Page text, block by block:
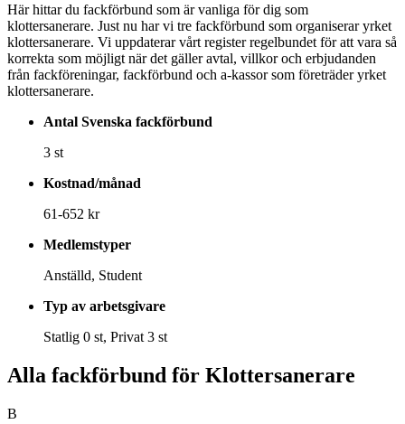
Här hittar du fackförbund som är vanliga för dig som
klottersanerare. Just nu har vi tre fackförbund som organiserar yrket
klottersanerare. Vi uppdaterar vårt register regelbundet för att vara så
korrekta som möjligt när det gäller avtal, villkor och erbjudanden
från fackföreningar, fackförbund och a-kassor som företräder yrket
klottersanerare.
Antal Svenska fackförbund
3 st
Kostnad/månad
61-652 kr
Medlemstyper
Anställd, Student
Typ av arbetsgivare
Statlig 0 st, Privat 3 st
Alla fackförbund för Klottersanerare
B